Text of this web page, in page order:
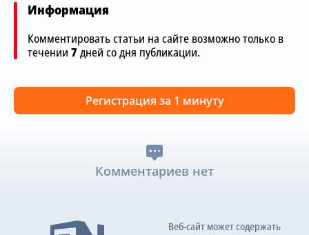
Информация
Комментировать статьи на сайте возможно только в
течении 7дней со дня публикации.
Регистрация за 1 минуту
Комментариев нет
Веб-сайт может содержать